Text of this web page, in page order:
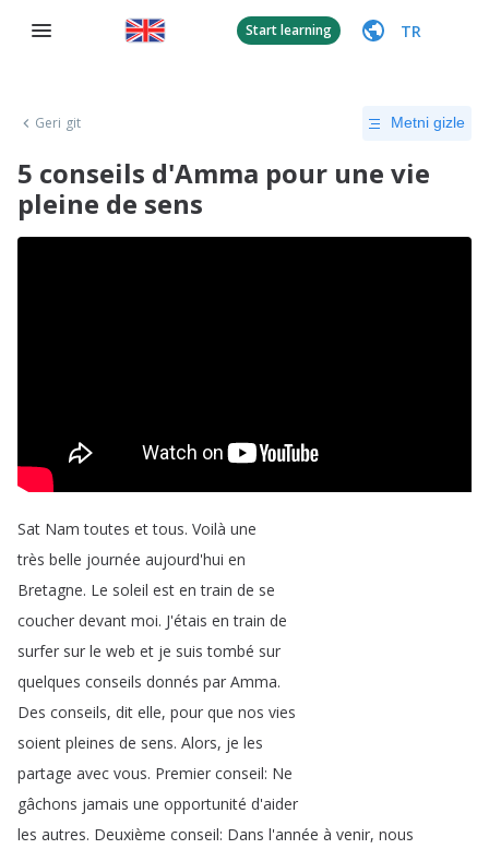
Start learning TR
Geri git Metni gizle
5 conseils d'Amma pour une vie
pleine de sens
Sat Nam toutes et tous. Voilà une
très belle journée aujourd'hui en
Bretagne. Le soleil est en train de se
coucher devant moi. J'étais en train de
surfer sur le web et je suis tombé sur
quelques conseils donnés par Amma.
Des conseils, dit elle, pour que nos vies
soient pleines de sens. Alors, je les
partage avec vous. Premier conseil: Ne
gâchons jamais une opportunité d'aider
les autres. Deuxième conseil: Dans l'année à venir, nous